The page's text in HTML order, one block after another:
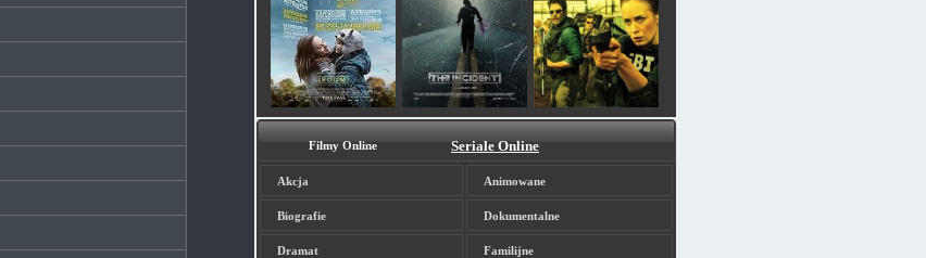
Filmy Online Seriale Online
Akcja Animowane
Biografie Dokumentalne
Dramat Familijne